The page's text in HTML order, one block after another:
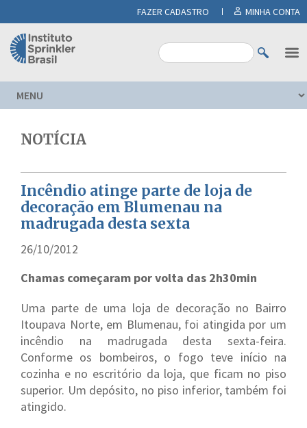
FAZER CADASTRO MINHA CONTA
NOTÍCIA
Incêndio atinge parte de loja de
decoração em Blumenau na
madrugada desta sexta
26/10/2012
Chamas começaram por volta das 2h30min
Uma parte de uma loja de decoração no Bairro
Itoupava Norte, em Blumenau, foi atingida por um
incêndio na madrugada desta sexta-feira.
Conforme os bombeiros, o fogo teve início na
cozinha e no escritório da loja, que ficam no piso
superior. Um depósito, no piso inferior, também foi
atingido.